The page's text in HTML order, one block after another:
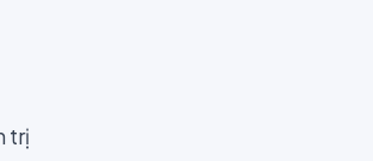
trị